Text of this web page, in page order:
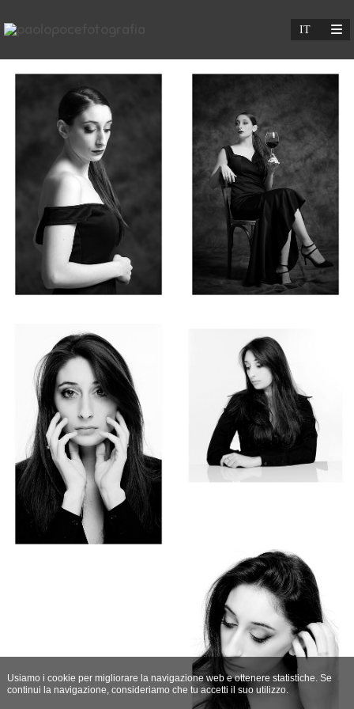
Usiamo i cookie per migliorare la navigazione web e ottenere statistiche. Se
continui la navigazione, consideriamo che tu accetti il suo utilizzo.